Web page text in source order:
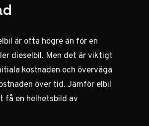
är ofta högre än för en
dieselbil. Men det är viktigt
kostnaden och överväga
över tid.Jämför elbil
få en helhetsbild av